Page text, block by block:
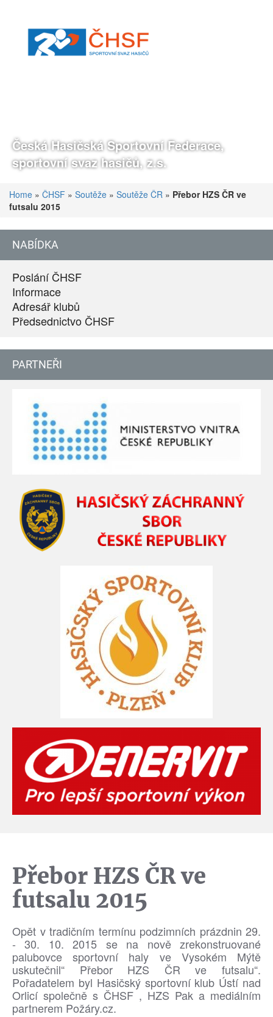
Česká Hasičská Sportovní Federace,
sportovní svaz hasičů, z.s.
Home » ČHSF » Soutěže » Soutěže ČR » Přebor HZS ČR ve
futsalu 2015
NABÍDKA
Poslání ČHSF
Informace
Adresář klubů
Předsednictvo ČHSF
PARTNEŘI
Přebor HZS ČR ve
futsalu 2015
Opět v tradičním termínu podzimních prázdnin 29.
- 30. 10. 2015 se na nově zrekonstruované
palubovce sportovní haly ve Vysokém Mýtě
uskutečnil“ Přebor HZS ČR ve futsalu“.
Pořadatelem byl Hasičský sportovní klub Ústí nad
Orlicí společně s ČHSF , HZS Pak a mediálním
partnerem Požáry.cz.